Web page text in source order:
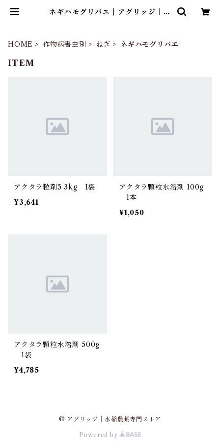
ネギハモグリバエ | アグリッジ｜水
HOME 作物病害虫別 ねぎ ネギハモグリバエ
ITEM
アクタラ粒剤5 3kg 1袋
¥3,641
アクタラ顆粒水溶剤 100g
1本
¥1,050
アクタラ顆粒水溶剤 500g
1袋
¥4,785
© アグリッジ｜水稲農薬専門ストア
Powered by